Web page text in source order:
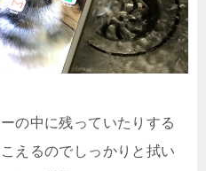
の中に残っていたりする
えるのでしっかりと拭い